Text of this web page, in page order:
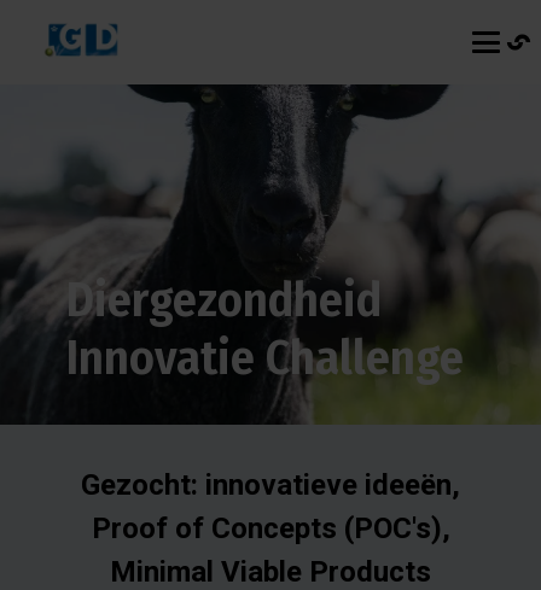
Diergezondheid
Innovatie Challenge
Gezocht: innovatieve ideeën,
Proof of Concepts (POC's),
Minimal Viable Products